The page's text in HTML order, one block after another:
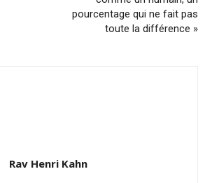
pourcentage qui ne fait pas
toute la différence »
Rav Henri Kahn